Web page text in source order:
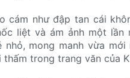
cám như đập tan cái
liệt và ám ảnh một lần
nhỏ, mong manh vừa
thấm trong trang văn của